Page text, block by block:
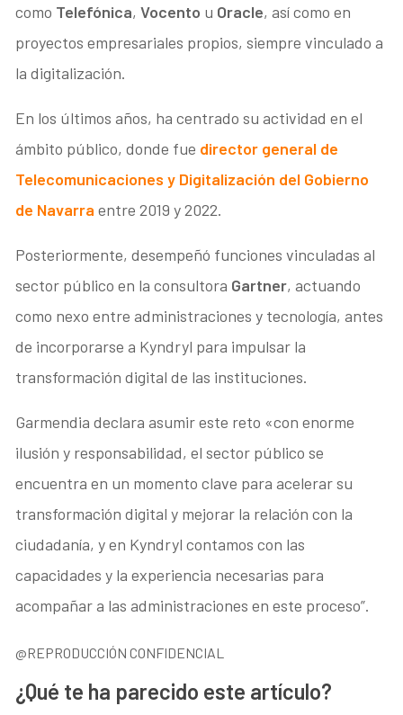
como Telefónica,Vocento u Oracle, así como en
proyectos empresariales propios, siempre vinculado a
la digitalización.
En los últimos años, ha centrado su actividad en el
ámbito público, donde fue director general de
Telecomunicaciones y Digitalización del Gobierno
de Navarra entre 2019 y 2022.
Posteriormente, desempeñó funciones vinculadas al
sector público en la consultora Gartner, actuando
como nexo entre administraciones y tecnología, antes
de incorporarse a Kyndryl para impulsar la
transformación digital de las instituciones.
Garmendia declara asumir este reto «con enorme
ilusión y responsabilidad, el sector público se
encuentra en un momento clave para acelerar su
transformación digital y mejorar la relación con la
ciudadanía, y en Kyndryl contamos con las
capacidades y la experiencia necesarias para
acompañar a las administraciones en este proceso”.
@REPRODUCCIÓN CONFIDENCIAL
¿Qué te ha parecido este artículo?